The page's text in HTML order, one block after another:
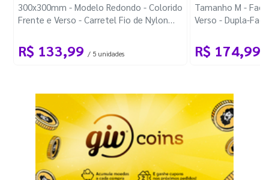
300x300mm - Modelo Redondo - Colorido
Frente e Verso - Carretel Fio de Nylon
R$ 133,99 / 5 unidades
Tamanho M -
Verso - Dupla-
R$ 174,99